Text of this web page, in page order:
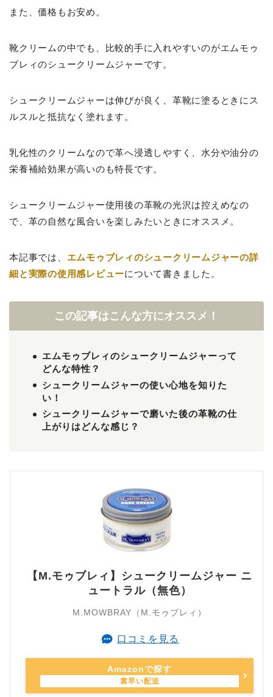
また、価格もお安め。
靴クリームの中でも、比較的手に入れやすいのがエムモゥ
ブレィのシュークリームジャーです。
シュークリームジャーは伸びが良く、革靴に塗るときにス
ルスルと抵抗なく塗れます。
乳化性のクリームなので革へ浸透しやすく、水分や油分の
栄養補給効果が高いのも特長です。
シュークリームジャー使用後の革靴の光沢は控えめなの
で、革の自然な風合いを楽しみたいときにオススメ。
本記事では、 エムモゥブレィのシュークリームジャーの詳
細と実際の使用感レビューについて書きました。
この記事はこんな方にオススメ！
エムモゥブレィのシュークリームジャーって
どんな特性？
シュークリームジャーの使い心地を知りた
い！
シュークリームジャーで磨いた後の革靴の仕
上がりはどんな感じ？
【M.モゥブレィ】シュークリームジャー ニ
ュートラル（無色）
M.MOWBRAY（M.モゥブレィ）
口コミを見る
Amazonで探す